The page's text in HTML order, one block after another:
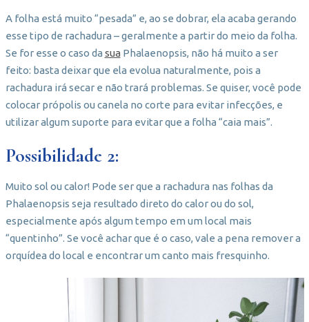
A folha está muito “pesada” e, ao se dobrar, ela acaba gerando
esse tipo de rachadura – geralmente a partir do meio da folha.
Se for esse o caso da sua Phalaenopsis, não há muito a ser
feito: basta deixar que ela evolua naturalmente, pois a
rachadura irá secar e não trará problemas. Se quiser, você pode
colocar própolis ou canela no corte para evitar infecções, e
utilizar algum suporte para evitar que a folha “caia mais”.
Possibilidade 2:
Muito sol ou calor! Pode ser que a rachadura nas folhas da
Phalaenopsis seja resultado direto do calor ou do sol,
especialmente após algum tempo em um local mais
“quentinho”. Se você achar que é o caso, vale a pena remover a
orquídea do local e encontrar um canto mais fresquinho.